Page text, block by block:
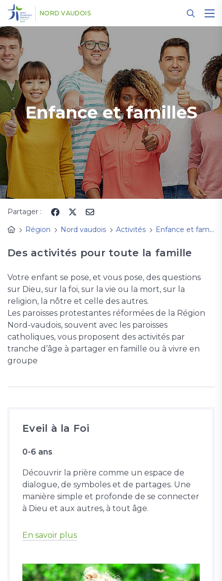
NORD VAUDOIS
Enfance et familleS
Partager :
Région
Nord vaudois Activités Enfance et familleS
Des activités pour toute la famille
Votre enfant se pose, et vous pose, des questions
sur Dieu, sur la foi, sur la vie ou la mort, sur la
religion, la nôtre et celle des autres.
Les paroisses protestantes réformées de la Région
Nord-vaudois, souvent avec les paroisses
catholiques, vous proposent des activités par
tranche d’âge à partager en famille ou à vivre en
groupe
Eveil à la Foi
0-6 ans
Découvrir la prière comme un espace de
dialogue, de symboles et de partages. Une
manière simple et profonde de se connecter
à Dieu et aux autres, à tout âge.
En savoir plus
Panneau de gestion des cookies